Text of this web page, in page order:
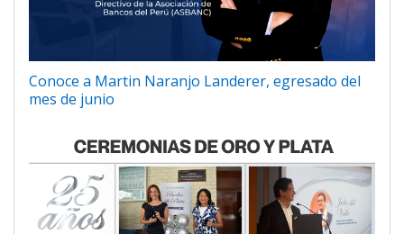
Conoce a Martin Naranjo Landerer, egresado del
mes de junio